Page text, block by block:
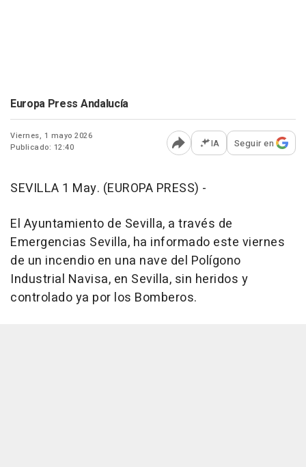
Europa Press Andalucía
Viernes, 1 mayo 2026
Publicado: 12:40
Abrir opciones para
IA Seguir en
SEVILLA 1 May. (EUROPA PRESS) -
El Ayuntamiento de Sevilla, a través de
Emergencias Sevilla, ha informado este viernes
de un incendio en una nave del Polígono
Industrial Navisa, en Sevilla, sin heridos y
controlado ya por los Bomberos.